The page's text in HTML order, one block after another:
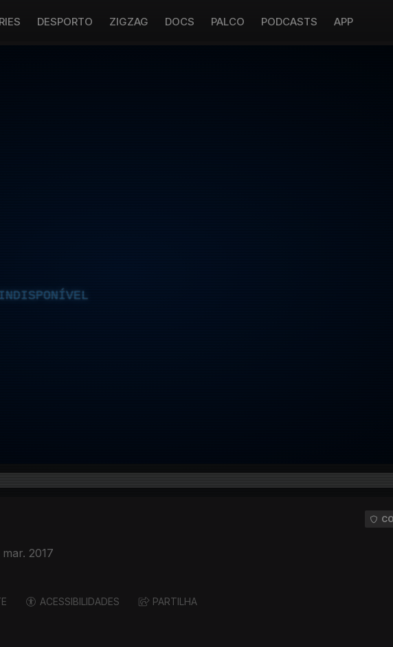
DESPORTO ZIGZAG DOCS PALCO PODCASTS APP
mar. 2017
ACESSIBILIDADES PARTILHA